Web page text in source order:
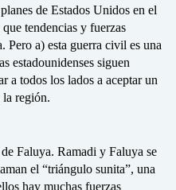
de Estados Unidos en el
tendencias y fuerzas
Pero a) esta guerra civil es una
estadounidenses siguen
a todos los lados a aceptar un
la región.
Faluya. Ramadi y Faluya se
el “triángulo sunita”, una
hay muchas fuerzas